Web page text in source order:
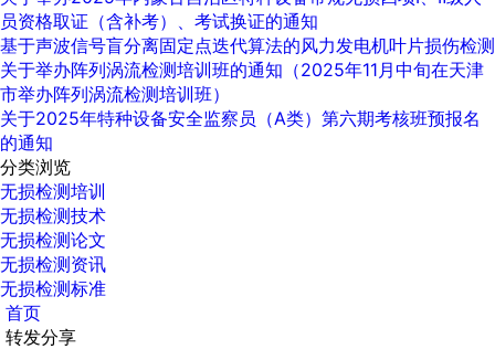
员资格取证（含补考）、考试换证的通知
基于声波信号盲分离固定点迭代算法的风力发电机叶片损伤检测
关于举办阵列涡流检测培训班的通知（2025年11月中旬在天津
市举办阵列涡流检测培训班）
关于2025年特种设备安全监察员（A类）第六期考核班预报名
的通知
分类浏览
无损检测培训
无损检测技术
无损检测论文
无损检测资讯
无损检测标准
首页
转发分享